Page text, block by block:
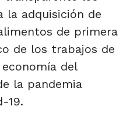
la adquisición de
de primera
de los trabajos de
del
la pandemia
19.